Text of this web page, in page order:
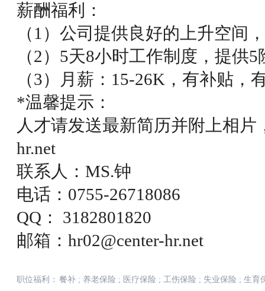
薪酬福利：
（1）公司提供良好的上升空间
（2）5天8小时工作制度，提供
（3）月薪：15-26K，有补贴，
*温馨提示：
人才请发送最新简历并附上相片
hr.net
联系人：MS.钟
电话：0755-26718086
QQ： 3182801820
邮箱：hr02@center-hr.net
职位福利： 餐补 ; 养老保险 ; 医疗保险 ; 工伤保险 ; 失业保险 ; 生育